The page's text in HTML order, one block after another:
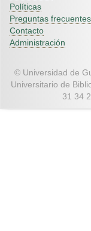
Políticas
Preguntas frecuentes
Contacto
Administración
© Universidad de
Universitario de
31 34